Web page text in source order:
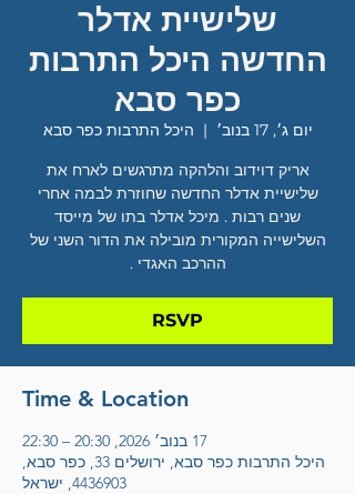
שלישיית אדלר
החדשה היכל התרבות
כפר סבא
יום ג׳, 17 בנוב׳
  |
היכל התרבות כפר סבא
אריק דוידוב והלהקה מתרגשים לארח את
שלישיית אדלר החדשה שחוזרת לבמה אחרי
שנים רבות . מיכל אדלר בתו של מייסד
השלישייה המקורית מובילה את הדור השני של
ההרכב האגדי .
RSVP
Time & Location
17 בנוב׳ 2026, 20:30 – 22:30
היכל התרבות כפר סבא, ירושלים 33, כפר סבא,
4436903, ישראל